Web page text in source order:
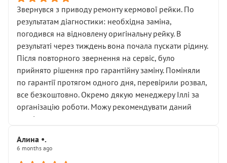
Звернувся з приводу ремонту кермової рейки. По
результатам діагностики: необхідна заміна,
погодився на відновлену оригінальну рейку. В
результаті через тиждень вона почала пускати рідину.
Після повторного звернення на сервіс, було
прийнято рішення про гарантійну заміну. Поміняли
по гарантії протягом одного дня, перевірили розвал,
все безкоштовно. Окремо дякую менеджеру Іллі за
організацію роботи. Можу рекомендувати даний
сервіс.
Алина •.
6 months ago